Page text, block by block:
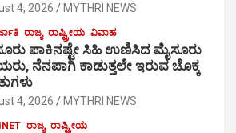
4, 2026 MYTHRI NEWS
ರಾಜ್ಯ ರಾಷ್ಟ್ರೀಯ ವಿವಾಹ
ಪಾಕಿನಷ್ಟೇ ಸಿಹಿ ಉಣಿಸಿದ ಮೈಸೂರು
ನೆನಪಾಗಿ ಕಾಡುತ್ತಲೇ ಇರುವ ಚೊಕ್ಕ
4, 2026 MYTHRI NEWS
ರಾಜ್ಯ ರಾಷ್ಟ್ರೀಯ